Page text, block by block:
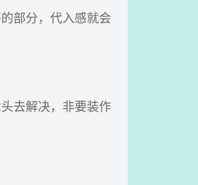
部分，代入感就会
去解决，非要装作